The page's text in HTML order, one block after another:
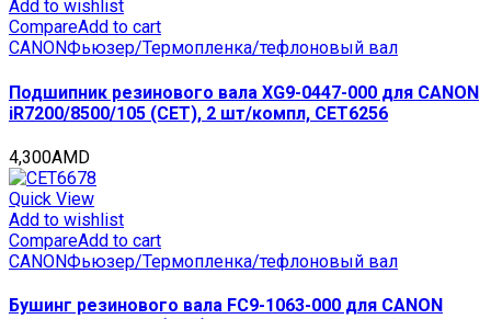
Add to wishlist
CompareAdd to cart
CANONФьюзер/Термопленка/тефлоновый вал
Подшипник резинового вала XG9-0447-000 для CANON
iR7200/8500/105 (CET), 2 шт/компл, CET6256
4,300AMD
Quick View
Add to wishlist
CompareAdd to cart
CANONФьюзер/Термопленка/тефлоновый вал
Бушинг резинового вала FC9-1063-000 для CANON